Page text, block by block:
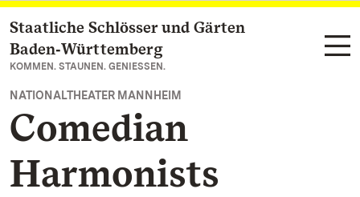
Zum Hauptinhalt springen
Staatliche Schlösser und Gärten
Baden‑Württemberg
KOMMEN. STAUNEN. GENIESSEN.
NATIONALTHEATER MANNHEIM
Comedian
Harmonists